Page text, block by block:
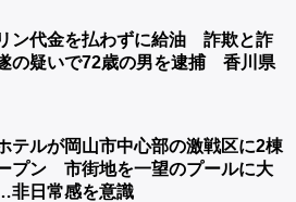
ン代金を払わずに給油 詐欺と詐
の疑いで72歳の男を逮捕 香川県
テルが岡山市中心部の激戦区に2棟
プン 市街地を一望のプールに大
非日常感を意識